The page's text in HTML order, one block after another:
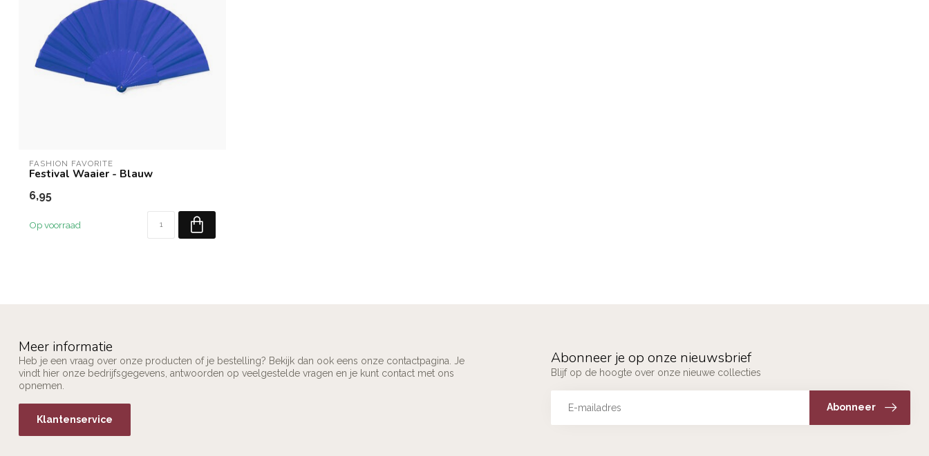
FASHION FAVORITE
Festival Waaier - Blauw
6,95
Op voorraad
Meer informatie
Heb je een vraag over onze producten of je bestelling? Bekijk dan ook eens onze contactpagina. Je
vindt hier onze bedrijfsgegevens, antwoorden op veelgestelde vragen en je kunt contact met ons
opnemen.
Klantenservice
Abonneer je op onze nieuwsbrief
Blijf op de hoogte over onze nieuwe collecties
Abonneer